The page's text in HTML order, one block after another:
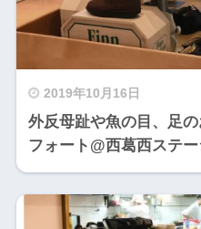
2019年10月16日
外反母趾や魚の目、足
フォート@西葛西ステ